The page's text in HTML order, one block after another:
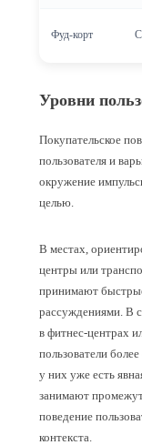
Фуд-корт
Уровни
Покупательское
пользователя и
окружение
целью.
В местах,
центры или
принимают
рассуждениями. В
в фитнес-центрах
пользователи
у них уже есть
занимают
поведение
контекста.